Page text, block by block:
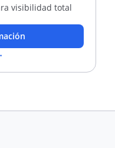
visibilidad total